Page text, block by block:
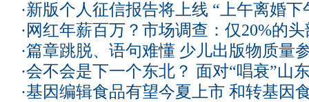
·新版个人征信报告将上线 “上午离婚下
· 网红年薪百万？市场调查：仅20%的
·篇章跳脱、语句难懂 少儿出版物质量
·会不会是下一个东北？ 面对“唱衰”山
·基因编辑食品有望今夏上市 和转基因